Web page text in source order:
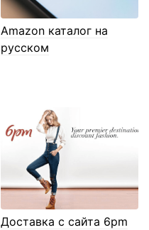
Amazon каталог на
русском
Доставка с сайта 6pm